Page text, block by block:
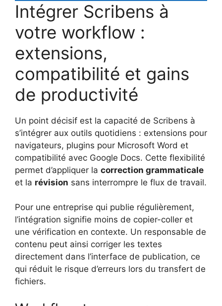
Intégrer Scribens à
votre workflow :
extensions,
compatibilité et gains
de productivité
Un point décisif est la capacité de Scribens à
s’intégrer aux outils quotidiens : extensions pour
navigateurs, plugins pour Microsoft Word et
compatibilité avec Google Docs. Cette flexibilité
permet d’appliquer la correction grammaticale
et la révision sans interrompre le flux de travail.
Pour une entreprise qui publie régulièrement,
l’intégration signifie moins de copier-coller et
une vérification en contexte. Un responsable de
contenu peut ainsi corriger les textes
directement dans l’interface de publication, ce
qui réduit le risque d’erreurs lors du transfert de
fichiers.